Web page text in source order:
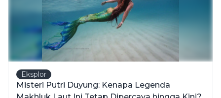
Eksplor
Misteri Putri Duyung: Kenapa Legenda